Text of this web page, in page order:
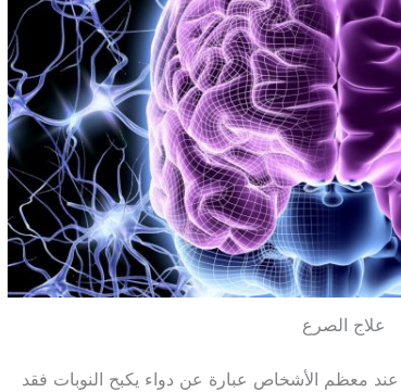
علاج الصرع
عند معظم الأشخاص عبارة عن دواء يكبح النوبات فقد